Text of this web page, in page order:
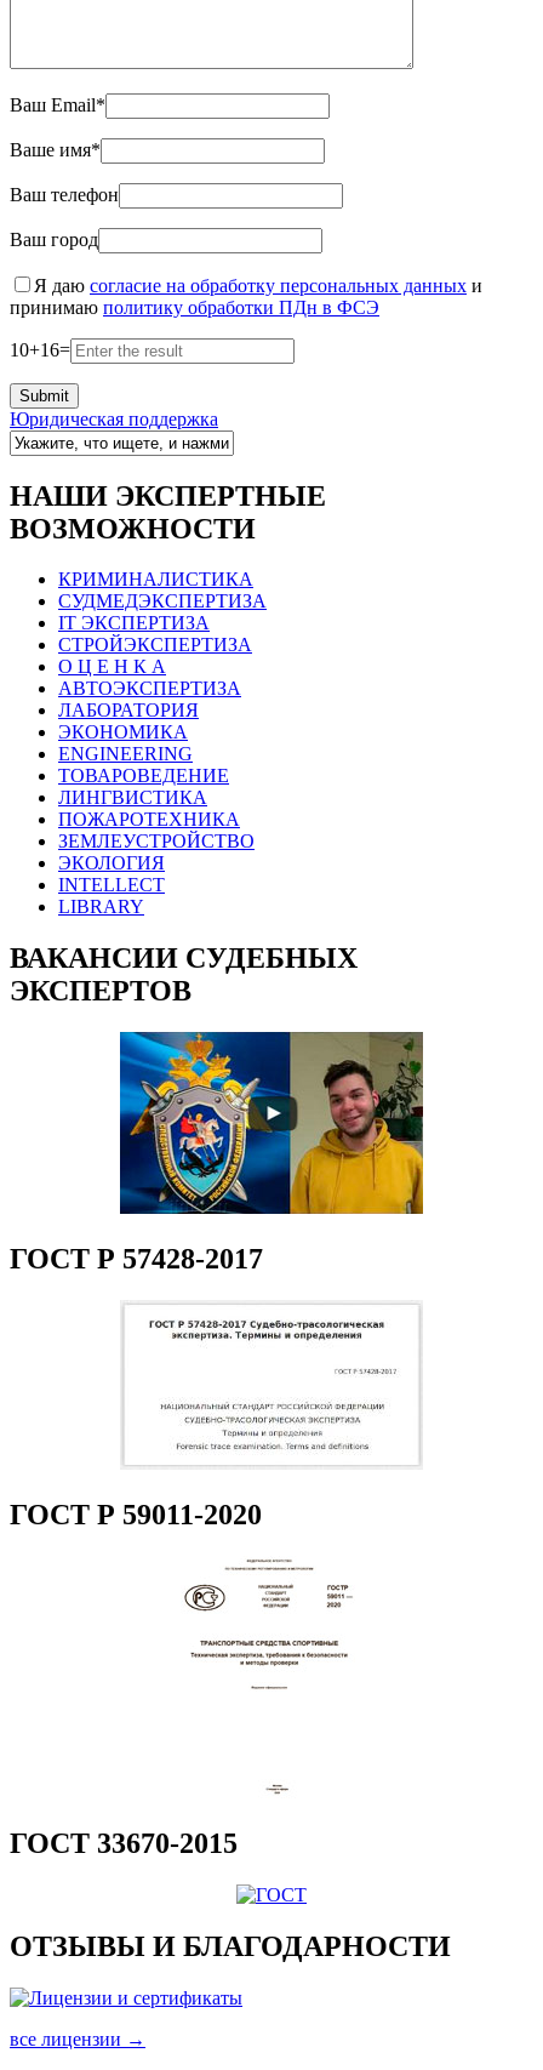
Ваш Email*
Ваше имя*
Ваш телефон
Ваш город
Я даю согласие на обработку персональных данных и
принимаю политику обработки ПДн в ФСЭ
10+16=
Юридическая поддержка
НАШИ ЭКСПЕРТНЫЕ
ВОЗМОЖНОСТИ
КРИМИНАЛИСТИКА
СУДМЕДЭКСПЕРТИЗА
IT ЭКСПЕРТИЗА
СТРОЙЭКСПЕРТИЗА
О Ц Е Н К А
АВТОЭКСПЕРТИЗА
ЛАБОРАТОРИЯ
ЭКОНОМИКА
ENGINEERING
ТОВАРОВЕДЕНИЕ
ЛИНГВИСТИКА
ПОЖАРОТЕХНИКА
ЗЕМЛЕУСТРОЙСТВО
ЭКОЛОГИЯ
INTELLECT
LIBRARY
ВАКАНСИИ СУДЕБНЫХ
ЭКСПЕРТОВ
ГОСТ Р 57428-2017
ГОСТ Р 59011-2020
ГОСТ 33670-2015
ОТЗЫВЫ И БЛАГОДАРНОСТИ
все лицензии →